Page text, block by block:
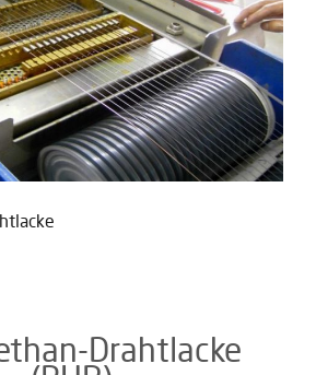
Drahtlacke